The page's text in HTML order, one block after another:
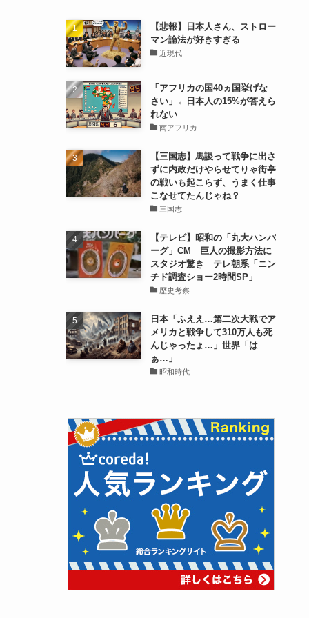
【悲報】日本人さん、ストロー
マン論法が好きすぎる
近現代
「アフリカの国40ヵ国挙げな
さい」←日本人の15%が答えら
れない
南アフリカ
【三国志】馬謖って戦争に出さ
ずに内政だけやらせてりゃ街亭
の戦いも起こらず、うまく仕事
こなせてたんじゃね？
三国志
【テレビ】昭和の「丸大ハンバ
ーグ」CM 巨人の撮影方法に
スタジオ驚き テレ朝系「ニン
チド調査ショー2時間SP」
歴史考察
日本「ふええ…第二次大戦でア
メリカと戦争して310万人も死
んじゃったょ…」世界「は
ぁ…」
昭和時代